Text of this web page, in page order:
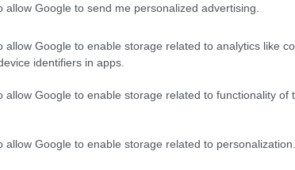
allow Google to send me personalized advertising.
allow Google to enable storage related to analytics like
identifiers in apps.
allow Google to enable storage related to functionality of
allow Google to enable storage related to personalization.